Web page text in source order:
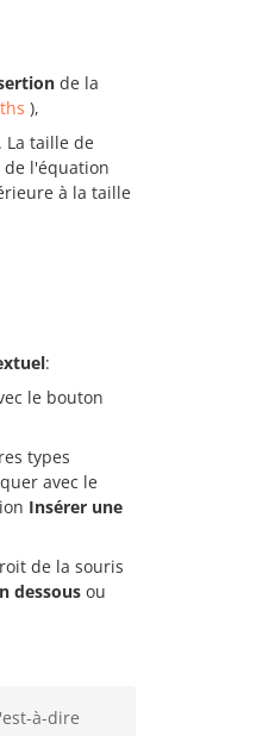
de la
),
taille de
l'équation
à la taille
:
le bouton
types
avec le
Insérer une
de la souris
dessous ou
à-dire